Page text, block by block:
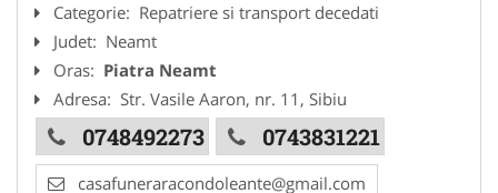
Categorie: Repatriere si transport decedati
Judet: Neamt
Oras: Piatra Neamt
Adresa: Str. Vasile Aaron, nr. 11, Sibiu
0748492273 0743831221
casafuneraracondoleante@gmail.com